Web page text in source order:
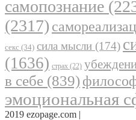
самопознание
(2317)
секс (34) сила мысли (174)
(1636) страх (22)
в себе (839)
эмоциональная
2019 ezopage.com |